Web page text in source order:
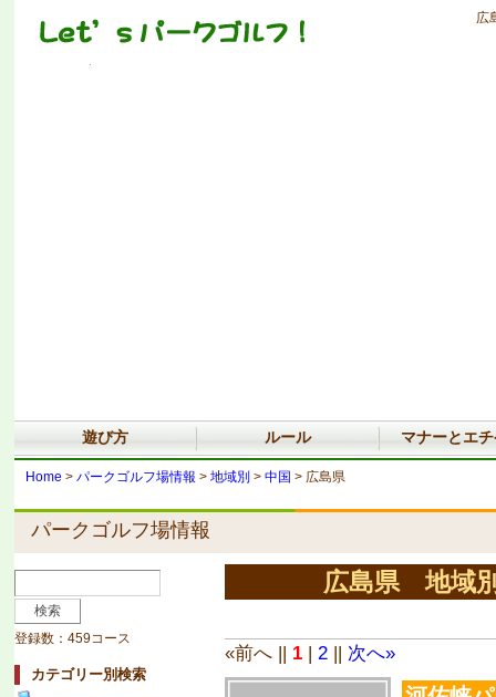
広
遊び方 ルール マナーとエ
Home > パークゴルフ場情報 > 地域別 > 中国 > 広島県
パークゴルフ場情報
登録数：459コース
カテゴリー別検索
広島県 地域
«前へ || 1| 2|| 次へ»